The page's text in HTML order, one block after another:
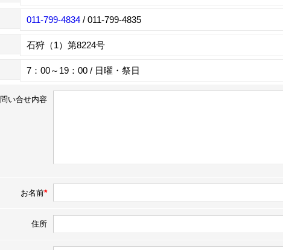
011-799-4834 / 011-799-4835
石狩（1）第8224号
7：00～19：00 / 日曜・祭日
問い合せ内容
お名前*
住所